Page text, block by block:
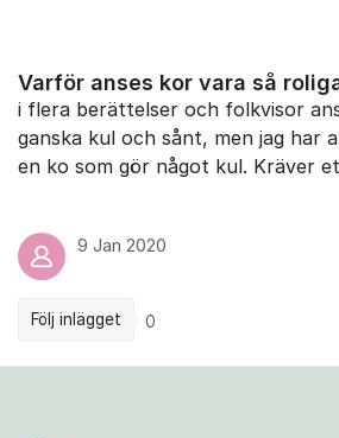
Varför anses kor vara så
i flera berättelser och folkvisor
ganska kul och sånt, men jag har
en ko som gör något kul. Kräver
9 Jan 2020
Följ inlägget 0